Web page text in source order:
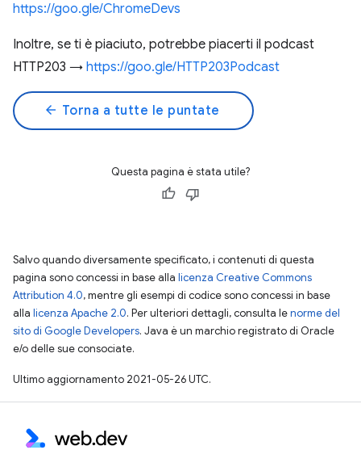
https://goo.gle/ChromeDevs
Inoltre, se ti è piaciuto, potrebbe piacerti il podcast
HTTP203 → https://goo.gle/HTTP203Podcast
arrow_back Torna a tutte le puntate
Questa pagina è stata utile?
Salvo quando diversamente specificato, i contenuti di questa
pagina sono concessi in base alla licenza Creative Commons
Attribution 4.0, mentre gli esempi di codice sono concessi in base
alla licenza Apache 2.0. Per ulteriori dettagli, consulta lenorme del
sito di Google Developers. Java è un marchio registrato di Oracle
e/o delle sue consociate.
Ultimo aggiornamento 2021-05-26 UTC.